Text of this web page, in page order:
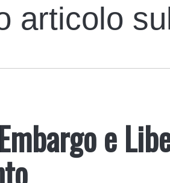
articolo
e